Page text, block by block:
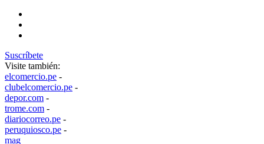
Suscríbete
Visite también:
elcomercio.pe -
clubelcomercio.pe -
depor.com -
trome.com -
diariocorreo.pe -
peruquiosco.pe -
mag